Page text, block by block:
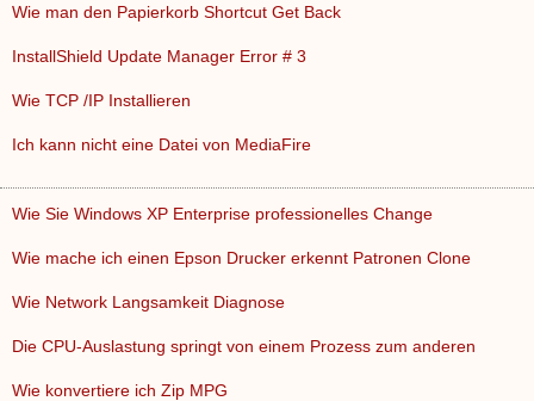
Wie man den Papierkorb Shortcut Get Back
InstallShield Update Manager Error # 3
Wie TCP /IP Installieren
Ich kann nicht eine Datei von MediaFire
Wie Sie Windows XP Enterprise professionelles Change
Wie mache ich einen Epson Drucker erkennt Patronen Clone
Wie Network Langsamkeit Diagnose
Die CPU-Auslastung springt von einem Prozess zum anderen
Wie konvertiere ich Zip MPG